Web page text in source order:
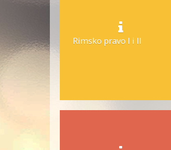
Rimsko pravo I i II